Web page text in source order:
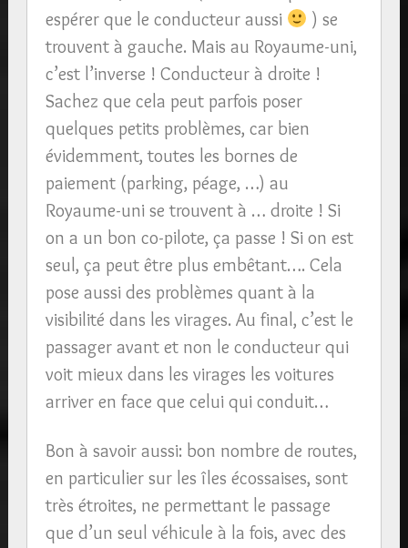
espérer que le conducteur aussi
) se
trouvent à gauche. Mais au Royaume-uni,
c’est l’inverse ! Conducteur à droite !
Sachez que cela peut parfois poser
quelques petits problèmes, car bien
évidemment, toutes les bornes de
paiement (parking, péage, …) au
Royaume-uni se trouvent à … droite ! Si
on a un bon co-pilote, ça passe ! Si on est
seul, ça peut être plus embêtant…. Cela
pose aussi des problèmes quant à la
visibilité dans les virages. Au final, c’est le
passager avant et non le conducteur qui
voit mieux dans les virages les voitures
arriver en face que celui qui conduit…
Bon à savoir aussi: bon nombre de routes,
en particulier sur les îles écossaises, sont
très étroites, ne permettant le passage
que d’un seul véhicule à la fois, avec des